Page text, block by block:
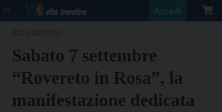
Accedi
Sabato 7 settembre
“Rovereto in Rosa”, la
manifestazione dedicata